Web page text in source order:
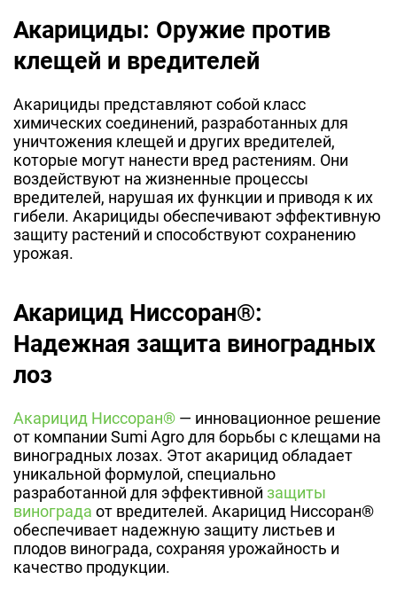
Акарициды: Оружие против
клещей и вредителей
Акарициды представляют собой класс
химических соединений, разработанных для
уничтожения клещей и других вредителей,
которые могут нанести вред растениям. Они
воздействуют на жизненные процессы
вредителей, нарушая их функции и приводя к их
гибели. Акарициды обеспечивают эффективную
защиту растений и способствуют сохранению
урожая.
Акарицид Ниссоран®:
Надежная защита виноградных
лоз
Акарицид Ниссоран® — инновационное решение
от компании Sumi Agro для борьбы с клещами на
виноградных лозах. Этот акарицид обладает
уникальной формулой, специально
разработанной для эффективной защиты
винограда от вредителей. Акарицид Ниссоран®
обеспечивает надежную защиту листьев и
плодов винограда, сохраняя урожайность и
качество продукции.